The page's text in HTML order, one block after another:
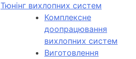
Тюнінг вихлопних систем
Комплексне
доопрацювання
вихлопних систем
Виготовлення